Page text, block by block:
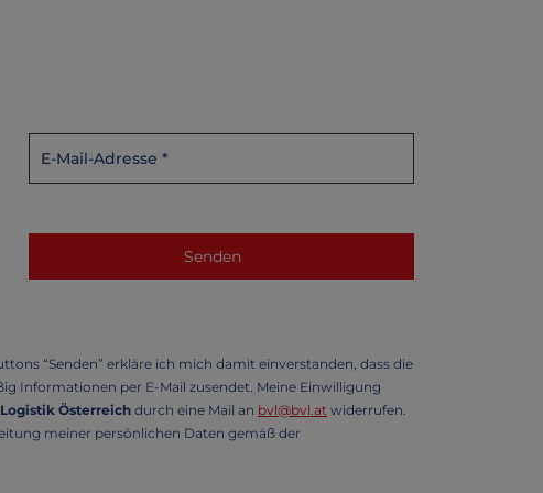
“Senden” erkläre ich mich damit einverstanden, dass die
Informationen per E-Mail zusendet. Meine Einwilligung
Österreichdurch eine Mail an bvl@bvl.atwiderrufen.
meiner persönlichen Daten gemäß der